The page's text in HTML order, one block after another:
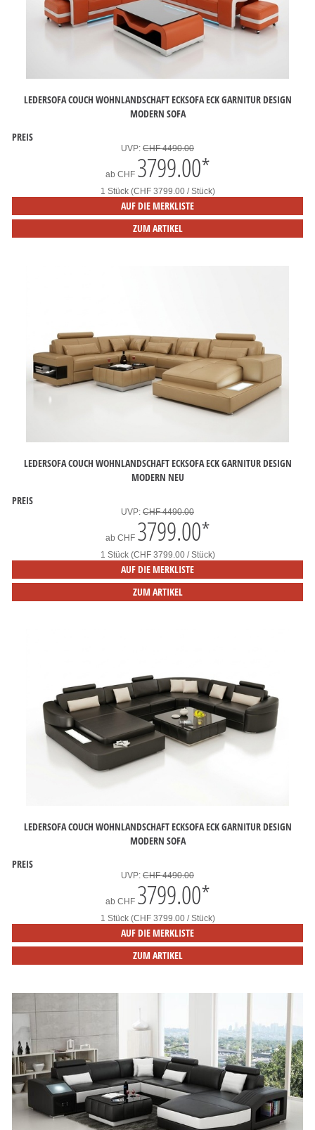
LEDERSOFA COUCH WOHNLANDSCHAFT ECKSOFA ECK GARNITUR DESIGN
MODERN SOFA
PREIS
UVP: CHF 4490.00
ab CHF 3799.00*
1 Stück (CHF 3799.00 / Stück)
AUF DIE MERKLISTE
ZUM ARTIKEL
LEDERSOFA COUCH WOHNLANDSCHAFT ECKSOFA ECK GARNITUR DESIGN
MODERN NEU
PREIS
UVP: CHF 4490.00
ab CHF 3799.00*
1 Stück (CHF 3799.00 / Stück)
AUF DIE MERKLISTE
ZUM ARTIKEL
LEDERSOFA COUCH WOHNLANDSCHAFT ECKSOFA ECK GARNITUR DESIGN
MODERN SOFA
PREIS
UVP: CHF 4490.00
ab CHF 3799.00*
1 Stück (CHF 3799.00 / Stück)
AUF DIE MERKLISTE
ZUM ARTIKEL